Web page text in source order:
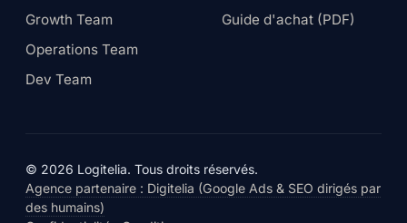
Growth Team
Operations Team
Dev Team
Guide d'achat (PDF)
© 2026 Logitelia. Tous droits réservés.
Agence partenaire : Digitelia (Google Ads & SEO dirigés par
des humains)